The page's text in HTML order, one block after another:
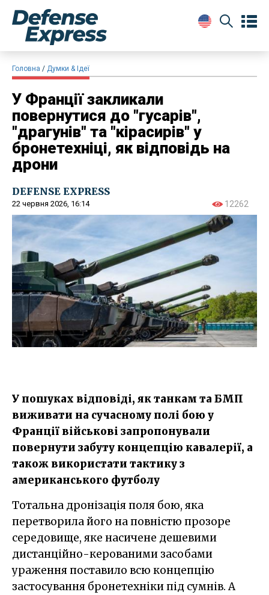
Головна Думки & Ідеї
У Франції закликали
повернутися до "гусарів",
"драгунів" та "кірасирів" у
бронетехніці, як відповідь на
дрони
DEFENSE EXPRESS
22 червня 2026, 16:14 12262
У пошуках відповіді, як танкам та БМП
виживати на сучасному полі бою у
Франції військові запропонували
повернути забуту концепцію кавалерії, а
також використати тактику з
американського футболу
Тотальна дронізація поля бою, яка
перетворила його на повністю прозоре
середовище, яке насичене дешевими
дистанційно-керованими засобами
ураження поставило всю концепцію
застосування бронетехніки під сумнів. А